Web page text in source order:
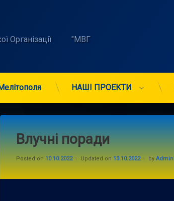
Організації          "МВГ
НАШІ ПРОЕКТИ
Влучні поради
Posted on 10.10.2022 Updated on 13.10.2022 by Admin